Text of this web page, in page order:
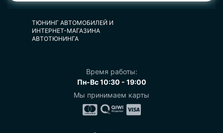
ТЮНИНГ АВТОМОБИЛЕЙ И
ИНТЕРНЕТ-МАГАЗИНА
АВТОТЮНИНГА
Время работы:
Пн-Вс 10:30 - 19:00
Мы принимаем карты